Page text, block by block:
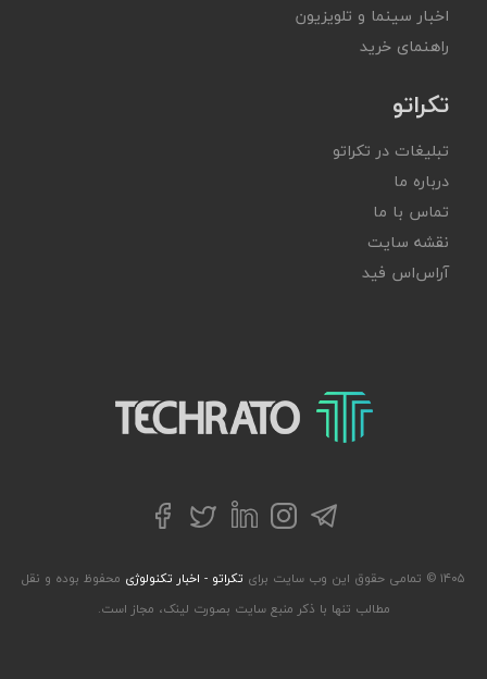
اخبار سینما و تلویزیون
راهنمای خرید
تکراتو
تبلیغات در تکراتو
درباره ما
تماس با ما
نقشه سایت
آر‌اس‌اس فید
تکراتو – زندگی با تکنولوژی
تلگراماینستاگرام
لینکداینتوییترفیسبوک
۱۴۰۵ © تمامی حقوق این وب سایت برای تکراتو - اخبار تکنولوژی محفوظ بوده و نقل
مطالب تنها با ذکر منبع سایت بصورت لینک، مجاز است.